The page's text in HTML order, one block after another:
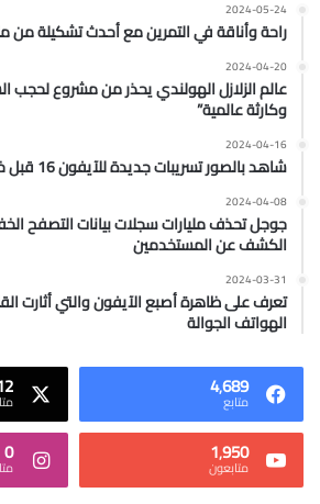
2024-05-24
راحة وأناقة في التمرين مع أحدث تشكيلة من
2024-04-20
عالم الزلازل الهولندي يحذر من مشروع
وكارثة عالمية”
2024-04-16
شاهد بالصور تسريبات جديدة للآيفون 16 قبل خمس أشهر من إطلاقه
2024-04-08
جوجل تحذف مليارات سجلات بيانات التصفح
الكشف عن المستخدمين
2024-03-31
تعرف على ظاهرة أصبع الآيفون والتي أثارت
الهواتف الجوالة
4٬689
متابع
1٬950
متابعون 0